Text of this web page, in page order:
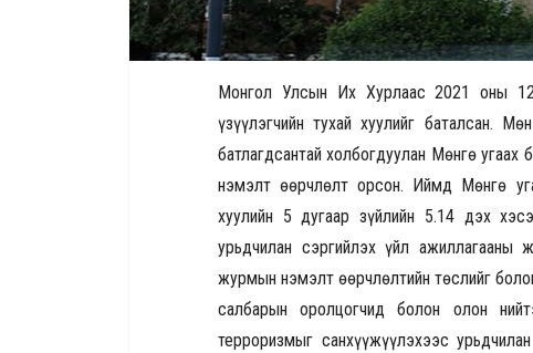
Монгол Улсын Их Хурлаас 2021 оны
үзүүлэгчийн тухай хуулийг баталсан.
батлагдсантай холбогдуулан Мөнгө
нэмэлт өөрчлөлт орсон. Иймд Мөнгө
хуулийн 5 дугаар зүйлийн 5.14 дэх
урьдчилан сэргийлэх үйл ажиллагааны
журмын нэмэлт өөрчлөлтийн төслийг
салбарын оролцогчид болон олон
терроризмыг санхүүжүүлэхээс